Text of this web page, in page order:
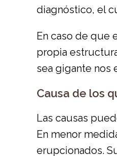
diagnóstico, el
En caso de que
propia
sea gigante nos
Causa de los
Las causas
En menor
erupcionados.